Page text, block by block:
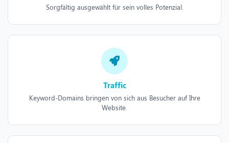
Sorgfältig ausgewählt für sein volles Potenzial.
Traffic
Keyword-Domains bringen von sich aus Besucher auf Ihre
Website.